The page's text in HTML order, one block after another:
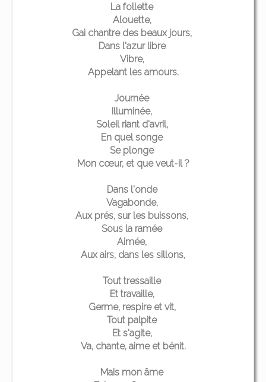
La follette
Alouette,
Gai chantre des beaux jours,
Dans l'azur libre
Vibre,
Appelant les amours.
Journée
Illuminée,
Soleil riant d'avril,
En quel songe
Se plonge
Mon cœur, et que veut-il ?
Dans l'onde
Vagabonde,
Aux prés, sur les buissons,
Sous la ramée
Aimée,
Aux airs, dans les sillons,
Tout tressaille
Et travaille,
Germe, respire et vit,
Tout palpite
Et s'agite,
Va, chante, aime et bénit.
Mais mon âme